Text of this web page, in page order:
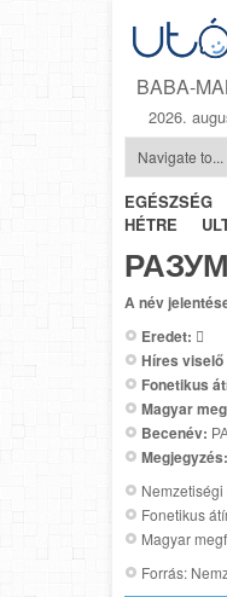
BABA-
2026.
EGÉSZSÉG
HÉTRE
A név
Eredet: 
Híres viselő
Fonetikus
Magyar
Becenév:
Megjegyzés:
Fonetikus
Magyar
Forrás: